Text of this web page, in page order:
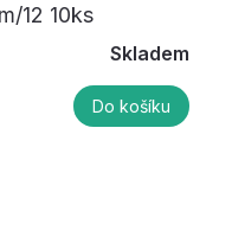
12 10ks
Skladem
Do košíku